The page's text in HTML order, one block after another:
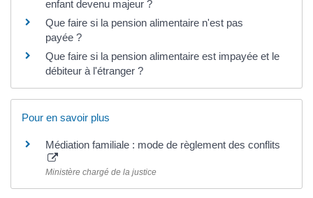
enfant devenu majeur ?
Que faire si la pension alimentaire n'est pas
payée ?
Que faire si la pension alimentaire est impayée et le
débiteur à l'étranger ?
Pour en savoir plus
Médiation familiale : mode de règlement des conflits
Ministère chargé de la justice